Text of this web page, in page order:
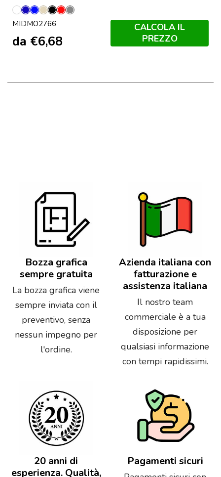
Bianco
BluBlu
Royal
Corda
Nero
RossoGrigio
MIDMO2766
da €6,68
CALCOLA IL
PREZZO
Bozza grafica
sempre gratuita
La bozza grafica viene
sempre inviata con il
preventivo, senza
nessun impegno per
l'ordine.
Azienda italiana con
fatturazione e
assistenza italiana
Il nostro team
commerciale è a tua
disposizione per
qualsiasi informazione
con tempi rapidissimi.
20 anni di
esperienza. Qualità,
Pagamenti sicuri